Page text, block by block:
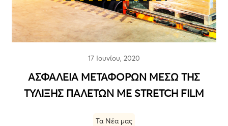
17 Ιουνίου, 2020
ΑΣΦΑΛΕΙΑ ΜΕΤΑΦΟΡΩΝ ΜΕΣΩ ΤΗΣ
ΤΥΛΙΞΗΣ ΠΑΛΕΤΩΝ ΜΕ STRETCH FILM
Τα Νέα μας